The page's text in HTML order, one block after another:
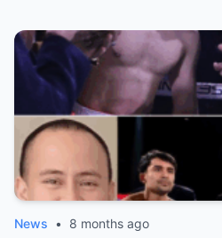
News • 8 months ago